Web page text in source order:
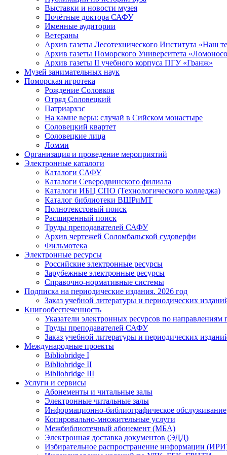
Выставки и новости музея
Почётные доктора САФУ
Именные аудитории
Ветераны
Архив газеты Лесотехнического Института «Наш
Архив газеты Поморского Университета
Архив газеты II учебного корпуса ПГУ «Гранж»
Музей занимательных наук
Поморская игротека
Рождение Соловков
Отряд Соловецкий
Патриархэс
На камне веры: случай в Сийском монастыре
Соловецкий квартет
Соловецкие лица
Ломми
Организация и проведение мероприятий
Электронные каталоги
Каталоги САФУ
Каталоги Северодвинского филиала
Каталоги ИБЦ СПО (Технологического колледжа)
Каталог библиотеки ВШРиМТ
Полнотекстовый поиск
Расширенный поиск
Труды преподавателей САФУ
Архив чертежей Соломбальской судоверфи
Фильмотека
Электронные ресурсы
Российские электронные ресурсы
Зарубежные электронные ресурсы
Справочно-нормативные системы
Подписка на периодические издания. 2026 год
Заказ учебной литературы и периодических
Книгообеспеченность
Указатели электронных ресурсов по направлениям
Труды преподавателей САФУ
Заказ учебной литературы и периодических
Международные проекты
Bibliobridge I
Bibliobridge II
Bibliobridge III
Услуги и сервисы
Абонементы и читальные залы
Электронные читальные залы
Информационно-библиографическое обслуживание
Копировально-множительные услуги
Межбиблиотечный абонемент (МБА)
Электронная доставка документов (ЭДД)
Избирательное распространение информации